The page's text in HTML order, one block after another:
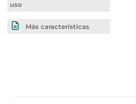
uso
Más características